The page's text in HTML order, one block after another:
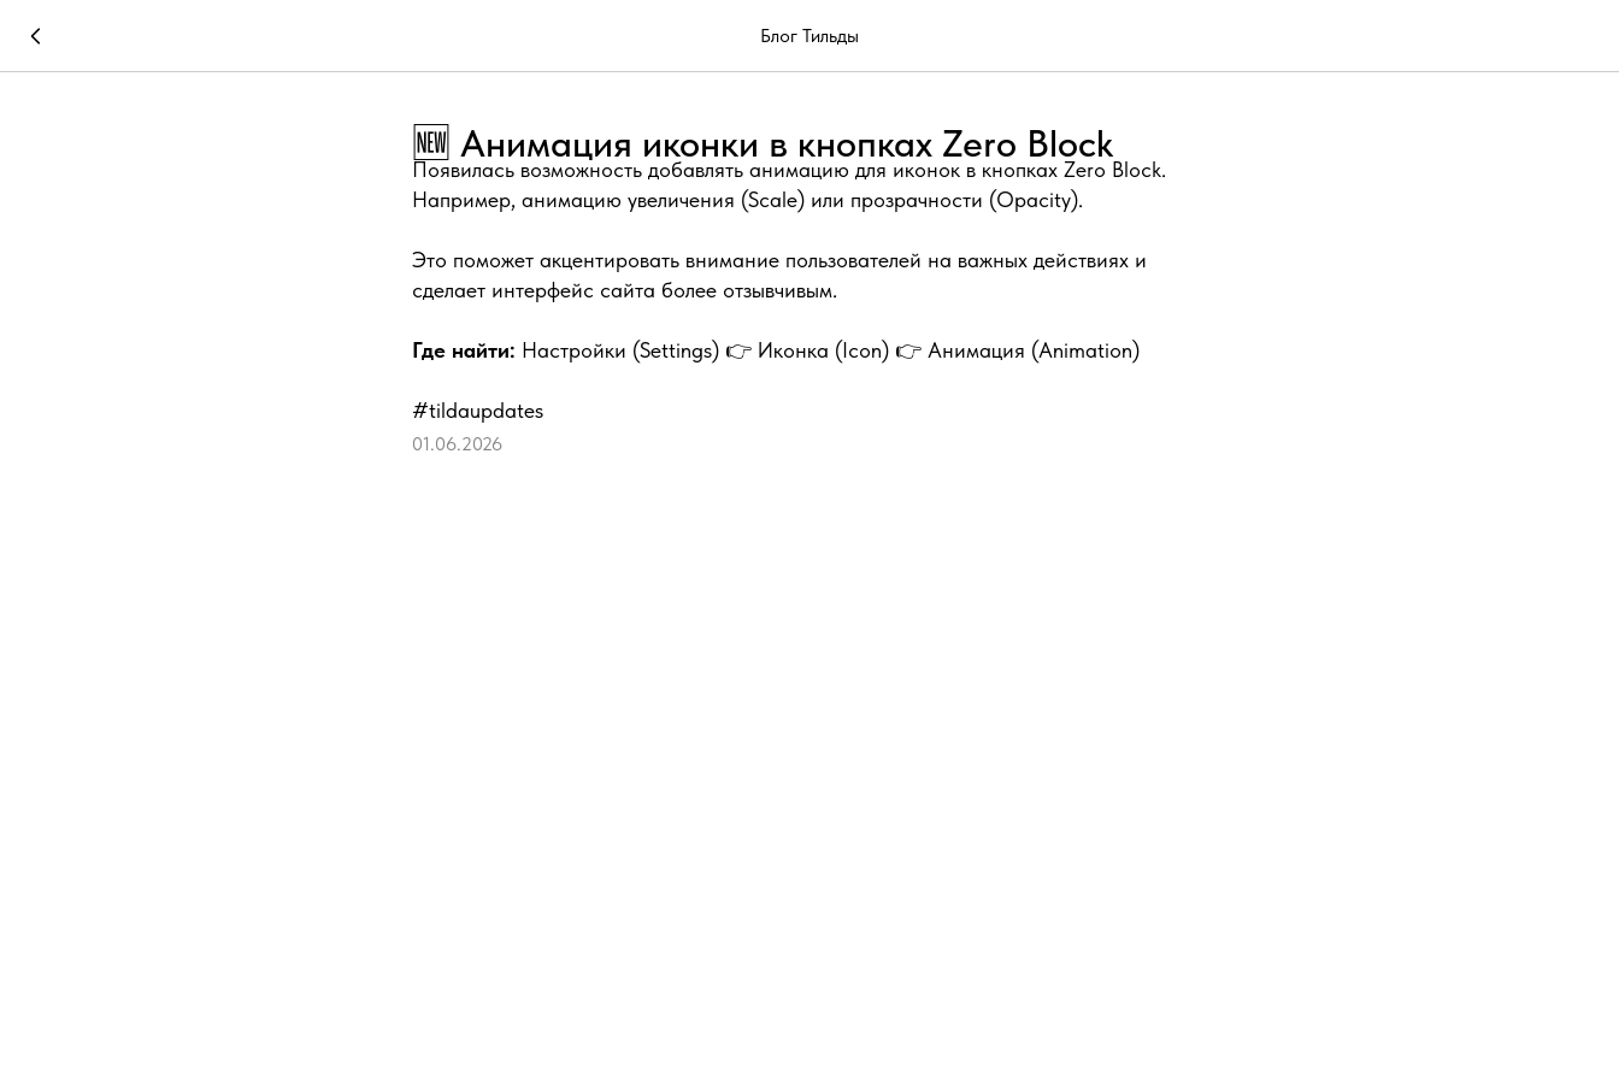
Блог Тильды
🆕 Анимация иконки в кнопках Zero Block
Появилась возможность добавлять анимацию для иконок в кнопках Zero Block.
Например, анимацию увеличения (Scale) или прозрачности (Opacity).
Это поможет акцентировать внимание пользователей на важных действиях и
сделает интерфейс сайта более отзывчивым.
Где найти: Настройки (Settings) 👉 Иконка (Icon) 👉 Анимация (Animation)
#tildaupdates
01.06.2026